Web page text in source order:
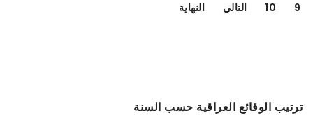
9
10 التالي النهاية
ترتيب الوقائع العراقية حسب السنة